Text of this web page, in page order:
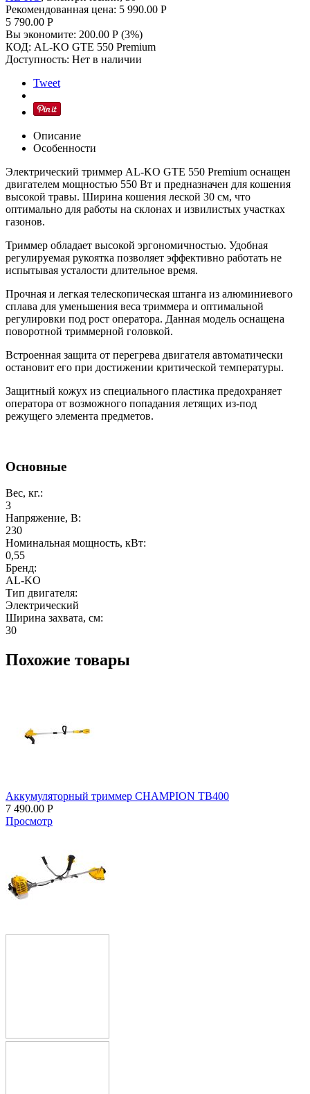
Рекомендованная цена: 5 990.00 Р
5 790.00 Р
Вы экономите: 200.00 Р (3%)
КОД: AL-KO GTE 550 Premium
Доступность: Нет в наличии
Tweet
Описание
Особенности
Электрический триммер AL-KO GTE 550 Premium оснащен
двигателем мощностью 550 Вт и предназначен для кошения
высокой травы. Ширина кошения леской 30 см, что
оптимально для работы на склонах и извилистых участках
газонов.
Триммер обладает высокой эргономичностью. Удобная
регулируемая рукоятка позволяет эффективно работать не
испытывая усталости длительное время.
Прочная и легкая телескопическая штанга из алюминиевого
сплава для уменьшения веса триммера и оптимальной
регулировки под рост оператора. Данная модель оснащена
поворотной триммерной головкой.
Встроенная защита от перегрева двигателя автоматически
остановит его при достижении критической температуры.
Защитный кожух из специального пластика предохраняет
оператора от возможного попадания летящих из-под
режущего элемента предметов.
Основные
Вес, кг.:
3
Напряжение, В:
230
Номинальная мощность, кВт:
0,55
Бренд:
AL-KO
Тип двигателя:
Электрический
Ширина захвата, см:
30
Похожие товары
Аккумуляторный триммер CHAMPION TB400
7 490.00 Р
Просмотр